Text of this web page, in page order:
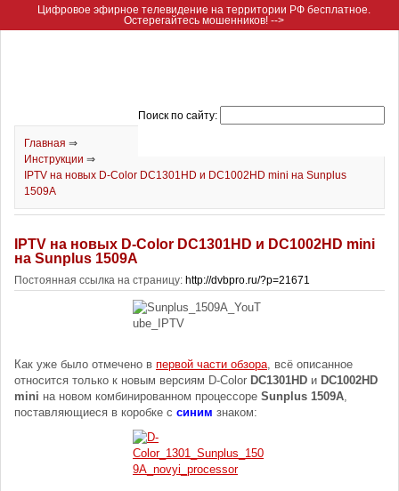
Цифровое эфирное телевидение на территории РФ бесплатное.
Остерегайтесь мошенников! -->
Поиск по сайту:
Главная ⇒
Инструкции ⇒
IPTV на новых D-Color DC1301HD и DC1002HD mini на Sunplus
1509A
IPTV на новых D-Color DC1301HD и DC1002HD mini
на Sunplus 1509A
Постоянная ссылка на страницу: http://dvbpro.ru/?p=21671
Как уже было отмечено в первой части обзора, всё описанное
относится только к новым версиям D-Color DC1301HD и DC1002HD
mini на новом комбинированном процессоре Sunplus 1509A,
поставляющиеся в коробке с синим знаком: